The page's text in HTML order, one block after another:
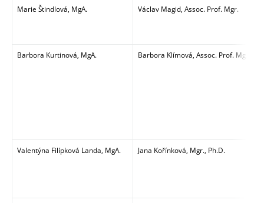
Marie Štindlová, MgA. Václav Magid, Assoc. Prof. Mgr.
Barbora Kurtinová, MgA. Barbora Klímová, Assoc. Prof. MgA.,
Valentýna Filípková Landa, MgA. Jana Kořínková, Mgr., Ph.D.